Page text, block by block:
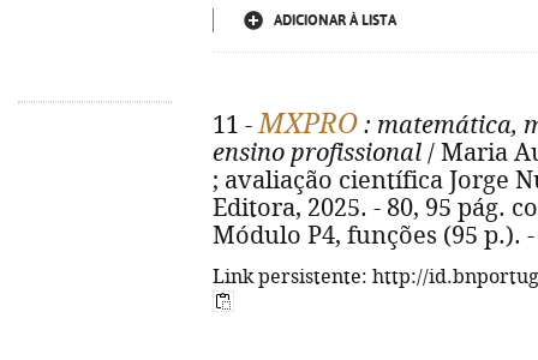
ADICIONAR À LISTA
11 -MXPRO : matemática,
ensino profissional / Maria
; avaliação científica Jorge
Editora, 2025. - 80, 95 pág.
Módulo P4, funções (95 p.). -
Link persistente: http://